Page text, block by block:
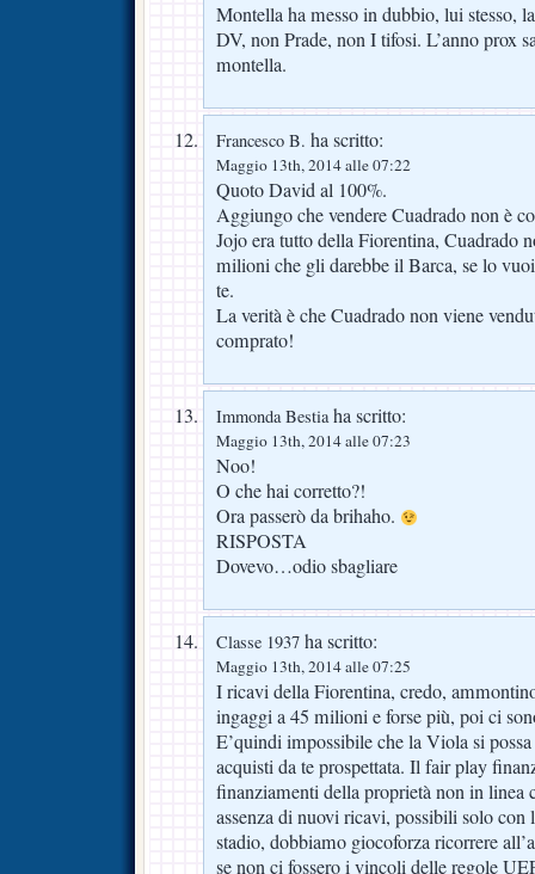
Montella ha messo in dubbio, lui stesso,
DV, non Prade, non I tifosi. L’anno prox
montella.
Francesco B. ha scritto:
Maggio 13th, 2014 alle 07:22
Quoto David al 100%.
Aggiungo che vendere Cuadrado non è
Jojo era tutto della Fiorentina, Cuadrado
milioni che gli darebbe il Barca, se lo
te.
La verità è che Cuadrado non viene
comprato!
Immonda Bestiaha scritto:
Maggio 13th, 2014 alle 07:23
Noo!
O che hai corretto?!
Ora passerò da brihaho.
RISPOSTA
Dovevo…odio sbagliare
Classe 1937 ha scritto:
Maggio 13th, 2014 alle 07:25
I ricavi della Fiorentina, credo,
ingaggi a 45 milioni e forse più, poi ci
E’quindi impossibile che la Viola si
acquisti da te prospettata. Il fair play
finanziamenti della proprietà non in
assenza di nuovi ricavi, possibili solo con
stadio, dobbiamo giocoforza ricorrere
se non ci fossero i vincoli delle regole